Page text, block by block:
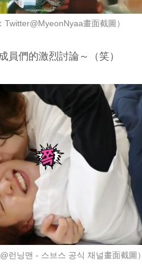
Twitter@MyeonNyaa畫面截圖）
員們的激烈討論～（笑）
런닝맨 - 스브스 공식 채널畫面截圖）